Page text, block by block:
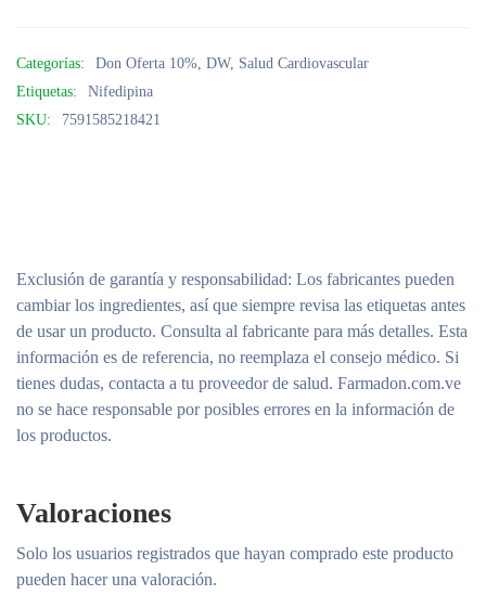
Categorías: Don Oferta 10%, DW, Salud Cardiovascular
Etiquetas:
Nifedipina
SKU:
7591585218421
Exclusión de garantía y responsabilidad: Los fabricantes pueden
cambiar los ingredientes, así que siempre revisa las etiquetas antes
de usar un producto. Consulta al fabricante para más detalles. Esta
información es de referencia, no reemplaza el consejo médico. Si
tienes dudas, contacta a tu proveedor de salud. Farmadon.com.ve
no se hace responsable por posibles errores en la información de
los productos.
Valoraciones
Solo los usuarios registrados que hayan comprado este producto
pueden hacer una valoración.